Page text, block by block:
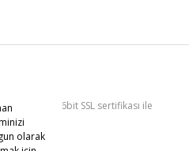
olarak
256bit SSL sertifikası ile